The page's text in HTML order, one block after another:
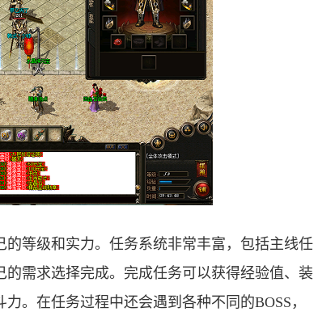
等级和实力。任务系统非常丰富，包括主线任
需求选择完成。完成任务可以获得经验值、装
。在任务过程中还会遇到各种不同的BOSS，